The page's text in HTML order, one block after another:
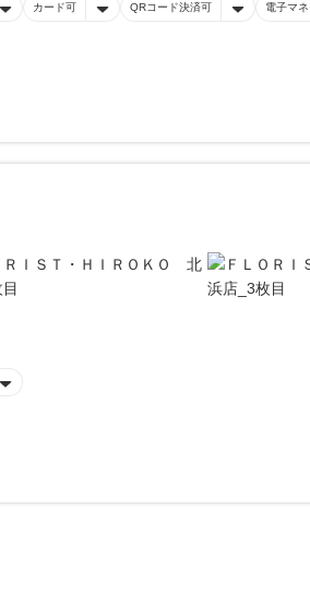
カード可 QRコード決済可 電子マ